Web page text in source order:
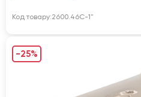
Код товару:2600.46C-1"
-25%